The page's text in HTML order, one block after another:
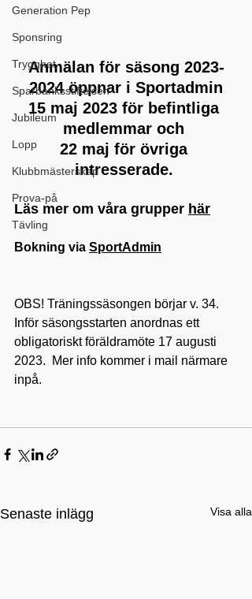
Generation Pep
Sponsring
Trygghet
Sparbanksstiftelsen
Jubileum
Lopp
Klubbmästerskap
Prova-på
Tävling
Anmälan för säsong 2023-
2024 öppnar i Sportadmin
15 maj 2023 för befintliga
medlemmar och
22 maj för övriga
intresserade.
Läs mer om våra grupper här
Bokning via SportAdmin
OBS! Träningssäsongen börjar v. 34.
Inför säsongsstarten anordnas ett
obligatoriskt föräldramöte 17 augusti
2023.  Mer info kommer i mail närmare
inpå.
Senaste inlägg Visa alla